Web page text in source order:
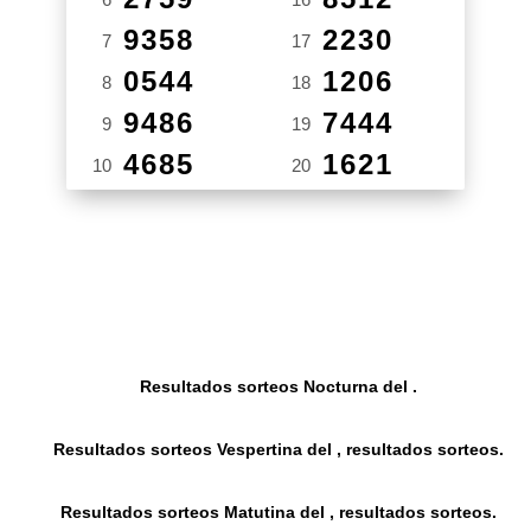
7 9358
8 0544
9 9486
10 4685
17 2230
18 1206
19 7444
20 1621
Resultados sorteos Nocturna del .
Resultados sorteos Vespertina del , resultados sorteos.
Resultados sorteos Matutina del , resultados sorteos.